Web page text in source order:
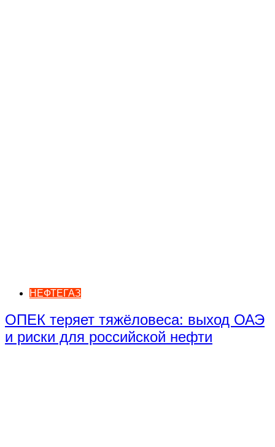
НЕФТЕГАЗ
ОПЕК теряет тяжёловеса: выход ОАЭ
и риски для российской нефти